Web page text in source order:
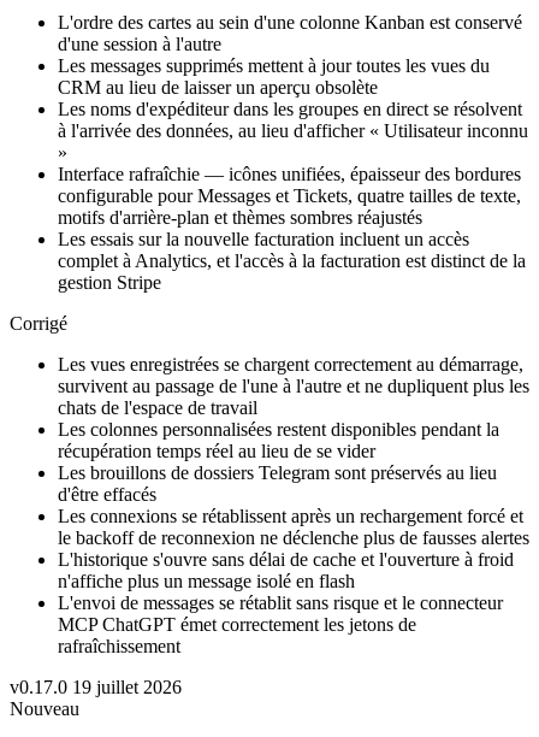
L'ordre des cartes au sein d'une colonne Kanban est conservé
d'une session à l'autre
Les messages supprimés mettent à jour toutes les vues du
CRM au lieu de laisser un aperçu obsolète
Les noms d'expéditeur dans les groupes en direct se résolvent
à l'arrivée des données, au lieu d'afficher « Utilisateur inconnu
»
Interface rafraîchie — icônes unifiées, épaisseur des bordures
configurable pour Messages et Tickets, quatre tailles de texte,
motifs d'arrière-plan et thèmes sombres réajustés
Les essais sur la nouvelle facturation incluent un accès
complet à Analytics, et l'accès à la facturation est distinct de la
gestion Stripe
Corrigé
Les vues enregistrées se chargent correctement au démarrage,
survivent au passage de l'une à l'autre et ne dupliquent plus les
chats de l'espace de travail
Les colonnes personnalisées restent disponibles pendant la
récupération temps réel au lieu de se vider
Les brouillons de dossiers Telegram sont préservés au lieu
d'être effacés
Les connexions se rétablissent après un rechargement forcé et
le backoff de reconnexion ne déclenche plus de fausses alertes
L'historique s'ouvre sans délai de cache et l'ouverture à froid
n'affiche plus un message isolé en flash
L'envoi de messages se rétablit sans risque et le connecteur
MCP ChatGPT émet correctement les jetons de
rafraîchissement
v0.17.0 19 juillet 2026
Nouveau